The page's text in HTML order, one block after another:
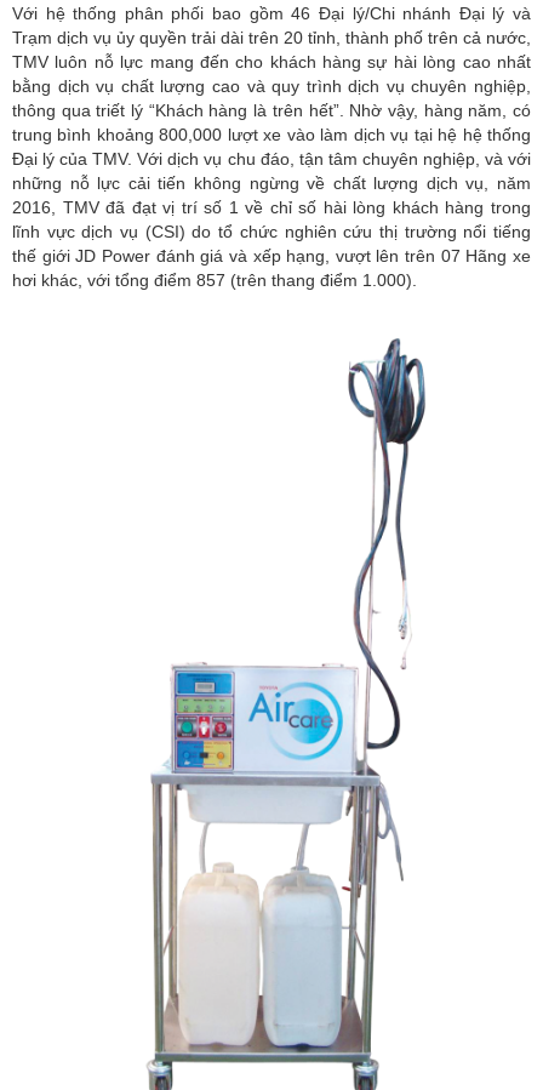
Với hệ thống phân phối bao gồm 46 Đại lý/Chi nhánh Đại lý và
Trạm dịch vụ ủy quyền trải dài trên 20 tỉnh, thành phố trên cả nước,
TMV luôn nỗ lực mang đến cho khách hàng sự hài lòng cao nhất
bằng dịch vụ chất lượng cao và quy trình dịch vụ chuyên nghiệp,
thông qua triết lý “Khách hàng là trên hết”. Nhờ vậy, hàng năm, có
trung bình khoảng 800,000 lượt xe vào làm dịch vụ tại hệ hệ thống
Đại lý của TMV. Với dịch vụ chu đáo, tận tâm chuyên nghiệp, và với
những nỗ lực cải tiến không ngừng về chất lượng dịch vụ, năm
2016, TMV đã đạt vị trí số 1 về chỉ số hài lòng khách hàng trong
lĩnh vực dịch vụ (CSI) do tổ chức nghiên cứu thị trường nổi tiếng
thế giới JD Power đánh giá và xếp hạng, vượt lên trên 07 Hãng xe
hơi khác, với tổng điểm 857 (trên thang điểm 1.000).